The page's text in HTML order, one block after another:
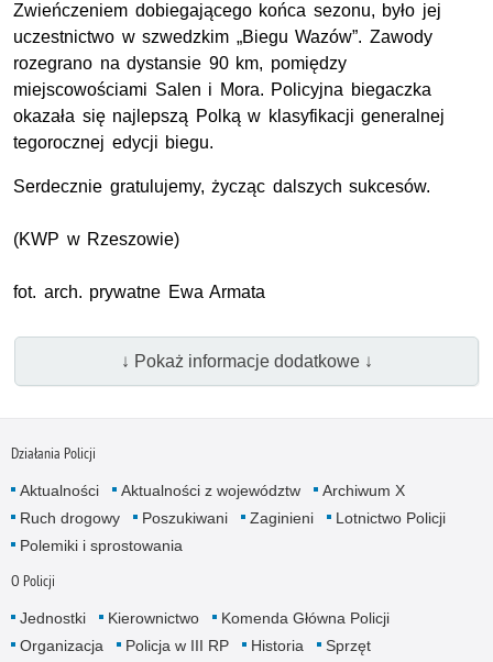
Zwieńczeniem dobiegającego końca sezonu, było jej
uczestnictwo w szwedzkim „Biegu Wazów”. Zawody
rozegrano na dystansie 90 km, pomiędzy
miejscowościami Salen i Mora. Policyjna biegaczka
okazała się najlepszą Polką w klasyfikacji generalnej
tegorocznej edycji biegu.
Serdecznie gratulujemy, życząc dalszych sukcesów.
(KWP w Rzeszowie)
fot. arch. prywatne Ewa Armata
↓ Pokaż informacje dodatkowe ↓
Działania Policji
Aktualności Aktualności z województw
Archiwum X
Ruch drogowy
Poszukiwani Zaginieni
Lotnictwo Policji
Polemiki i sprostowania
O Policji
Jednostki Kierownictwo
Komenda Główna Policji
Organizacja
Policja w III RP Historia
Sprzęt